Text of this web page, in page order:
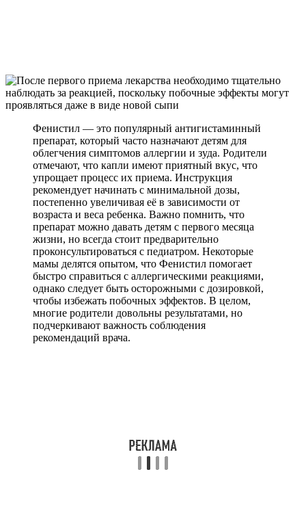
Фенистил — это популярный антигистаминный
препарат, который часто назначают детям для
облегчения симптомов аллергии и зуда. Родители
отмечают, что капли имеют приятный вкус, что
упрощает процесс их приема. Инструкция
рекомендует начинать с минимальной дозы,
постепенно увеличивая её в зависимости от
возраста и веса ребенка. Важно помнить, что
препарат можно давать детям с первого месяца
жизни, но всегда стоит предварительно
проконсультироваться с педиатром. Некоторые
мамы делятся опытом, что Фенистил помогает
быстро справиться с аллергическими реакциями,
однако следует быть осторожными с дозировкой,
чтобы избежать побочных эффектов. В целом,
многие родители довольны результатами, но
подчеркивают важность соблюдения
рекомендаций врача.